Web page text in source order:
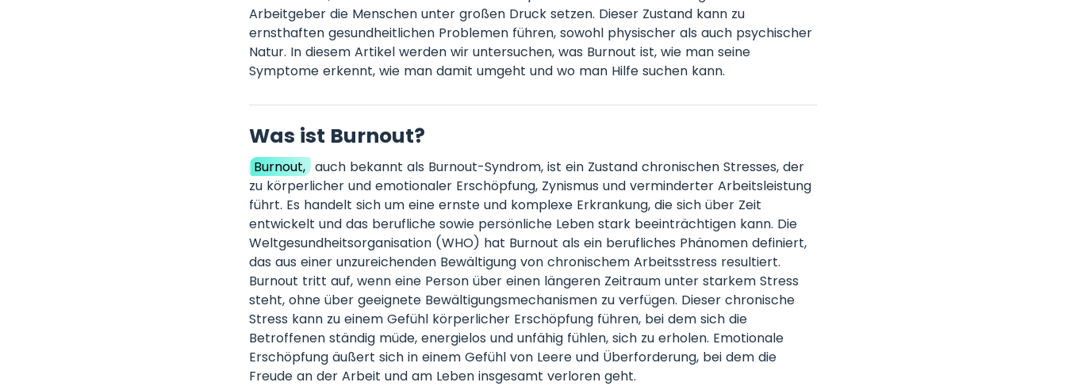
Arbeitgeber die Menschen unter großen Druck setzen. Dieser Zustand kann zu
ernsthaften gesundheitlichen Problemen führen, sowohl physischer als auch psychischer
Natur. In diesem Artikel werden wir untersuchen, was Burnout ist, wie man seine
Symptome erkennt, wie man damit umgeht und wo man Hilfe suchen kann.
Was ist Burnout?
Burnout, auch bekannt als Burnout-Syndrom, ist ein Zustand chronischen Stresses, der
zu körperlicher und emotionaler Erschöpfung, Zynismus und verminderter Arbeitsleistung
führt. Es handelt sich um eine ernste und komplexe Erkrankung, die sich über Zeit
entwickelt und das berufliche sowie persönliche Leben stark beeinträchtigen kann. Die
Weltgesundheitsorganisation (WHO) hat Burnout als ein berufliches Phänomen definiert,
das aus einer unzureichenden Bewältigung von chronischem Arbeitsstress resultiert.
Burnout tritt auf, wenn eine Person über einen längeren Zeitraum unter starkem Stress
steht, ohne über geeignete Bewältigungsmechanismen zu verfügen. Dieser chronische
Stress kann zu einem Gefühl körperlicher Erschöpfung führen, bei dem sich die
Betroffenen ständig müde, energielos und unfähig fühlen, sich zu erholen. Emotionale
Erschöpfung äußert sich in einem Gefühl von Leere und Überforderung, bei dem die
Freude an der Arbeit und am Leben insgesamt verloren geht.